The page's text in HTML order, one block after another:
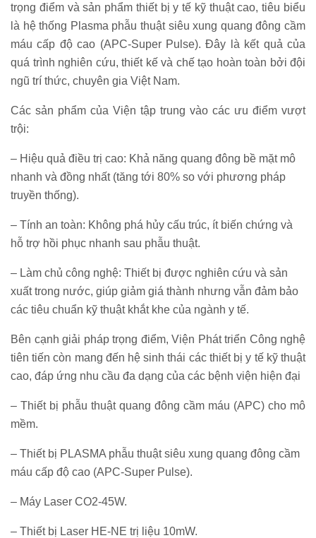
trọng điểm và sản phẩm thiết bị y tế kỹ thuật cao, tiêu biểu
là hệ thống Plasma phẫu thuật siêu xung quang đông cầm
máu cấp độ cao (APC-Super Pulse). Đây là kết quả của
quá trình nghiên cứu, thiết kế và chế tạo hoàn toàn bởi đội
ngũ trí thức, chuyên gia Việt Nam.
Các sản phẩm của Viện tập trung vào các ưu điểm vượt
trội:
– Hiệu quả điều trị cao: Khả năng quang đông bề mặt mô
nhanh và đồng nhất (tăng tới 80% so với phương pháp
truyền thống).
– Tính an toàn: Không phá hủy cấu trúc, ít biến chứng và
hỗ trợ hồi phục nhanh sau phẫu thuật.
– Làm chủ công nghệ: Thiết bị được nghiên cứu và sản
xuất trong nước, giúp giảm giá thành nhưng vẫn đảm bảo
các tiêu chuẩn kỹ thuật khắt khe của ngành y tế.
Bên cạnh giải pháp trọng điểm, Viện Phát triển Công nghệ
tiên tiến còn mang đến hệ sinh thái các thiết bị y tế kỹ thuật
cao, đáp ứng nhu cầu đa dạng của các bệnh viện hiện đại
– Thiết bị phẫu thuật quang đông cầm máu (APC) cho mô
mềm.
– Thiết bị PLASMA phẫu thuật siêu xung quang đông cầm
máu cấp độ cao (APC-Super Pulse).
– Máy Laser CO2-45W.
– Thiết bị Laser HE-NE trị liệu 10mW.